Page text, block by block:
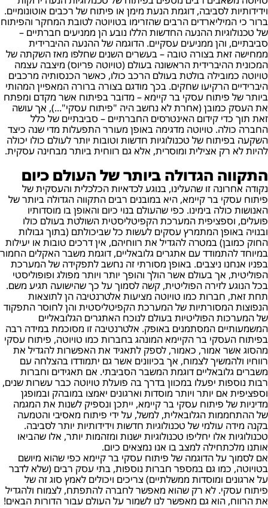
וידידותיות לסביבה, דוגמת הנעת מימן או פיתוח של רכבים אוטונומיים.
ברור כי המיליארדים הרבים שהזרימו בטויוטה לטובת המחקר והפיתוח
של טכנולוגיות ההנעה החדשות הללו נובע הן ממניעים חברתיים –
סביבתיים, והן ממניעים עסקיים. הדוגמה של ההנעה ההיברידית
ממחישה זאת בצורה טובה – בעשרים השנים שחלפו מאז השקתה של
המכונית ההיברידית הראשונה בעולם (טויוטה פריוס) מיצבה עצמה
טויוטה כמובילה בולטת בעולם הרכב כולו, כאשר הכנסותיה מרכבים
היברידיים הרקיעו שחקים. בכך מודגם בצורה ברורה המאפיין המהותי
ביותר של פיתוח עסקי בר קיימא – מדובר בפיתוח אשר מקדם ומפתח
את העסק כמובן (אחרת לא נחשב היה "פיתוח עסקי"...), אך עושה
זאת תוך כדי קידום האינטרסים החברתיים – סביבתיים של כלל
החברה כולה. טויוטה מדגימה באופן מעורר התפעלות מדי שנה כיצד
השקעה בפיתוח של טכנולוגיות חדשות וטובות יותר לעולם כולו יכולה
להיות לא רק אצילית ומוסרית, אלא גם רווחית ביותר מבחינה עסקית.
התקווה הגדולה ביותר של העולם כיום
נקודה אחרונה זו שהעלינו, בנוגע לכדאיות הכלכלית והעסקית של
פיתוח עסקי בר קיימא, היא במובנים רבים התקווה הגדולה ביותר של
האנושות כולה בימינו. כפי שהעולם בנוי כיום והאופן בו מוסדותיו
פועלים, וספציפית המערכת הקפיטליסטית השולטת בעולם כולו
ובנויה באופן המתמרץ עסקים לעשות כל שביכולתם (בתוך גבולות
החוק כמובן) במטרה להגדיל את רווחיהם, אין דרכים טובות או יעילות
במיוחד להתמודד עם אתגרים גלובאליים, דוגמת משבר האקלים החמור
בפניו אנחנו ניצבים. באופן מסורתי זה נחשב לתפקידה של המערכת
הפוליטית, אך בעולם אשר הולך והופך יותר ויותר מפולג ופופוליסטי
בכל הנוגע לזירה הפוליטית, קשה לסמוך על כך שהישועה תגיע משם.
תחת זאת, חברות כמו טויוטה מציעות אלטרנטיבה הן לתוצאות
הנפוצות המסורתיות של המערכת הקפיטליסטית והן לחוסר התפקוד
של המערכות הפוליטיות בעולם לנוכח האתגרים הגלובאליים
המשמעותיים המסתמנים באופק. אלטרנטיבה זו מסוכמת במידה רבה
בפיתוח העסקי בר הקיימא המונהג בחברות כמו טויוטה, פיתוח עסקי
מהסוג אשר אמור, כאמור, לספק לתאגיד את האפשרות להגדיל את
רווחיו ולהמשיך לצמוח, אך בכיוונים אשר גם יתמודדו בהצלחה עם
משברים גלובאליים דוגמת המשבר הסביבתי. אם תאגידים וחברות
רבות נוספות יפעלו במכוון בדרך בה פועלת טויוטה כבר עשרות שנים,
וספציפית אם יותר ויותר מוסדות וארגונים יאמצו במובהק ובמופגן
מדיניות של פיתוח עסקי בר קיימא, ייתכן ונספיק לשנות את המגמה
של ההתחממות הגלובאלית, למשל, על ידי פיתוח מאסיבי והטמעה
בקנה מידה עולמי של טכנולוגיות חדשות וידידותיות יותר לסביבה.
טכנולוגיות אלו יחליפו טכנולוגיות ישנות ומזהמות יותר, אלו שהביאו
אותנו מלכתחילה למצב בו אנו נמצאים כיום.
אם לסמוך על הדוגמה של פיתוח עסקי בר קיימא כפי שהוא מיושם
בטויוטה, כמו גם במספר חברות נוספות, בתי עסק רבים (שלא לדבר
על ארגונים ומוסדות ממשלתיים) צריכים ויכולים לאמץ סוג זה של
פיתוח עסקי. לא רק שהוא מאפשר לחברה להתפתח, לצמוח ולהגדיל
את הרווח, הוא גם מאפשר לנו לשמור על העולם עבור הדורות הבאים!